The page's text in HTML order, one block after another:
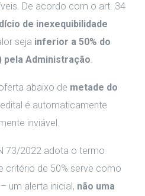
De acordo com o art. 34
de inexequibilidade
seja inferior a 50% do
Administração.
abaixo de metade do
é automaticamente
inviável.
73/2022 adota o termo
critério de 50% serve como
– um alerta inicial, não uma